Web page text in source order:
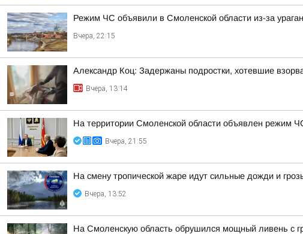
Режим ЧС объявили в Смоленской области из-за
Вчера, 22:15
Александр Коц: Задержаны подростки, хотевшие
Вчера, 13:14
На территории Смоленской области объявлен режим
Вчера, 21:55
На смену тропической жаре идут сильные дожди и
Вчера, 13:52
На Смоленскую область обрушился мощный ливень с